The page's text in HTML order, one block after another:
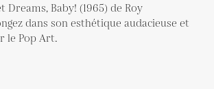
Dreams, Baby! (1965) de Roy
dans son esthétique audacieuse et
le Pop Art.